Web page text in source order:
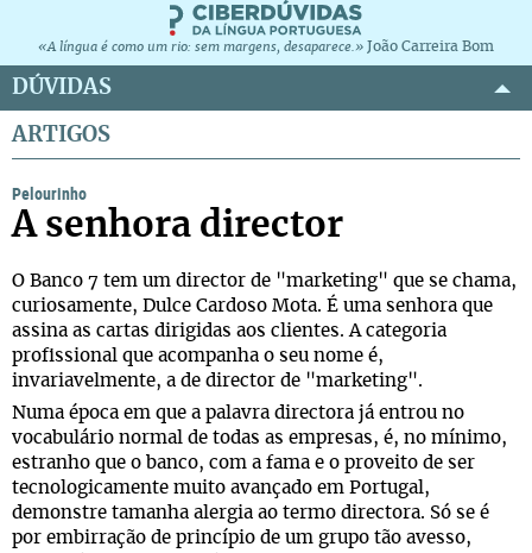
«A língua é como um rio: sem margens, desaparece.» João Carreira Bom
DÚVIDAS
ARTIGOS
Pelourinho
A senhora director
O Banco 7 tem um director de "marketing" que se chama,
curiosamente, Dulce Cardoso Mota. É uma senhora que
assina as cartas dirigidas aos clientes. A categoria
profissional que acompanha o seu nome é,
invariavelmente, a de director de "marketing".
Numa época em que a palavra directora já entrou no
vocabulário normal de todas as empresas, é, no mínimo,
estranho que o banco, com a fama e o proveito de ser
tecnologicamente muito avançado em Portugal,
demonstre tamanha alergia ao termo directora. Só se é
por embirração de princípio de um grupo tão avesso,